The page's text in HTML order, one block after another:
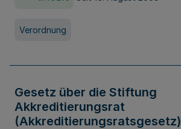
Verordnung
Gesetz über die Stiftung
Akkreditierungsrat
(Akkreditierungsratsgesetz)